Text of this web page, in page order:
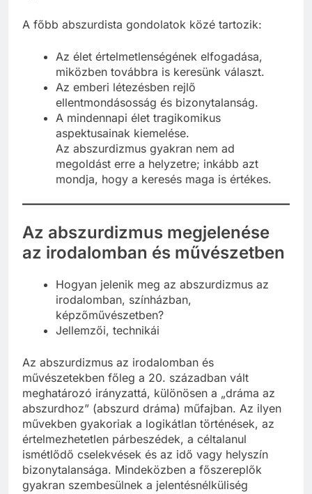
A főbb abszurdista gondolatok közé tartozik:
Az élet értelmetlenségének elfogadása,
miközben továbbra is keresünk választ.
Az emberi létezésben rejlő
ellentmondásosság és bizonytalanság.
A mindennapi élet tragikomikus
aspektusainak kiemelése.
Az abszurdizmus gyakran nem ad
megoldást erre a helyzetre; inkább azt
mondja, hogy a keresés maga is értékes.
Az abszurdizmus megjelenése
az irodalomban és művészetben
Hogyan jelenik meg az abszurdizmus az
irodalomban, színházban,
képzőművészetben?
Jellemzői, technikái
Az abszurdizmus az irodalomban és
művészetekben főleg a 20. században vált
meghatározó irányzattá, különösen a „dráma az
abszurdhoz” (abszurd dráma) műfajban. Az ilyen
művekben gyakoriak a logikátlan történések, az
értelmezhetetlen párbeszédek, a céltalanul
ismétlődő cselekvések és az idő vagy helyszín
bizonytalansága. Mindeközben a főszereplők
gyakran szembesülnek a jelentésnélküliség